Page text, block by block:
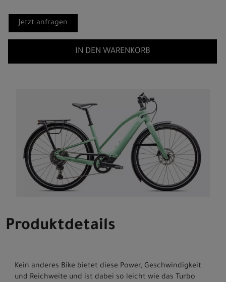
Jetzt anfragen
IN DEN WARENKORB
Produktdetails
Kein anderes Bike bietet diese Power, Geschwindigkeit
und Reichweite und ist dabei so leicht wie das Turbo